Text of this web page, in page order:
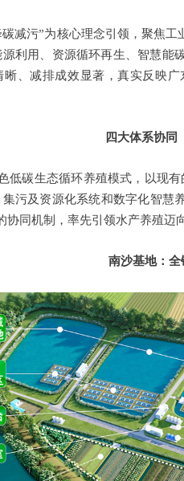
减污”为核心理念引领，聚焦
利用、资源循环再生、智慧能
晰、减排成效显著，真实反映
四大体系协同
低碳生态循环养殖模式，以现
集污及资源化系统和数字化智
协同机制，率先引领水产养殖迈
南沙基地：